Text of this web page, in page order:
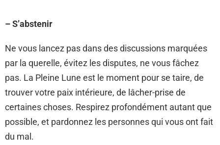
– S’abstenir
Ne vous lancez pas dans des discussions marquées
par la querelle, évitez les disputes, ne vous fâchez
pas. La Pleine Lune est le moment pour se taire, de
trouver votre paix intérieure, de lâcher-prise de
certaines choses. Respirez profondément autant que
possible, et pardonnez les personnes qui vous ont fait
du mal.